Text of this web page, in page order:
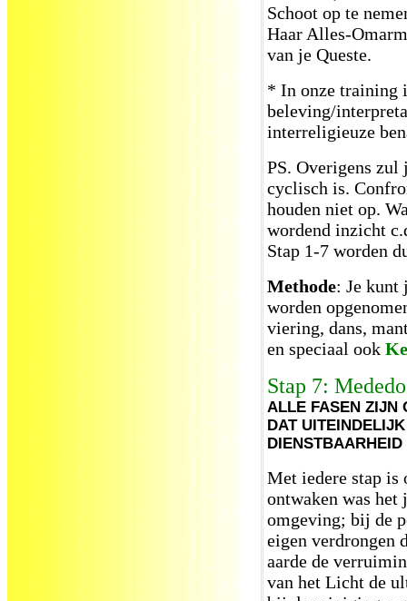
Schoot op te
Haar Alles-
van je Queste.
* In onze training
beleving/
interreligieuze
PS. Overigens zul
cyclisch is.
houden niet op.
wordend inzicht
Stap 1-7 worden
Methode: Je kunt
worden
viering, dans,
en speciaal ook
Stap 7:
ALLE FASEN ZIJN
DAT
DIENSTBAARHEID
Met iedere stap is
ontwaken was het
omgeving; bij de
eigen verdrongen
aarde de
van het Licht de